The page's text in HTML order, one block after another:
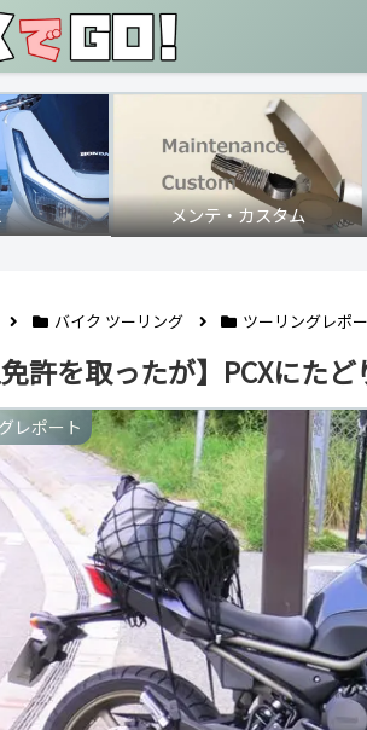
メンテ・カスタム
バイク ツーリング ツーリングレポ
免許を取ったが】PCXにた
レポート